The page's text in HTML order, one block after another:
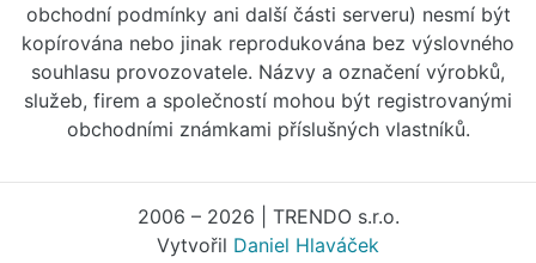
obchodní podmínky ani další části serveru) nesmí být
kopírována nebo jinak reprodukována bez výslovného
souhlasu provozovatele. Názvy a označení výrobků,
služeb, firem a společností mohou být registrovanými
obchodními známkami příslušných vlastníků.
2006 – 2026 | TRENDO s.r.o.
Vytvořil Daniel Hlaváček